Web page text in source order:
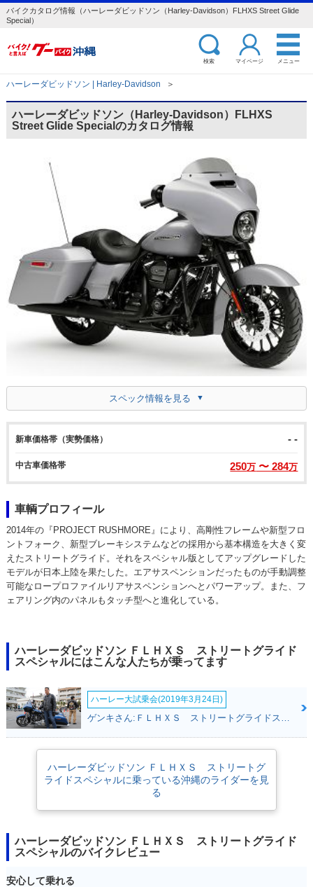
バイクカタログ情報（ハーレーダビッドソン（Harley-Davidson）FLHXS Street Glide
Special）
検索 マイページ メニュー
ハーレーダビッドソン | Harley-Davidson ＞
ハーレーダビッドソン（Harley-Davidson）FLHXS
Street Glide Specialのカタログ情報
スペック情報を見る
新車価格帯（実勢価格） - -
中古車価格帯 250万 〜 284万
車輌プロフィール
2014年の『PROJECT RUSHMORE』により、高剛性フレームや新型フロ
ントフォーク、新型ブレーキシステムなどの採用から基本構造を大きく変
えたストリートグライド。それをスペシャル版としてアップグレードした
モデルが日本上陸を果たした。エアサスペンションだったものが手動調整
可能なロープロファイルリアサスペンションへとパワーアップ。また、フ
ェアリング内のパネルもタッチ型へと進化している。
ハーレーダビッドソン ＦＬＨＸＳ ストリートグライド
スペシャルにはこんな人たちが乗ってます
ハーレー大試乗会(2019年3月24日)
ゲンキさん:ＦＬＨＸＳ ストリートグライドスペシャル(ハーレーダビッドソン)
ハーレーダビッドソン ＦＬＨＸＳ ストリートグ
ライドスペシャルに乗っている沖縄のライダーを見
る
ハーレーダビッドソン ＦＬＨＸＳ ストリートグライド
スペシャルのバイクレビュー
安心して乗れる